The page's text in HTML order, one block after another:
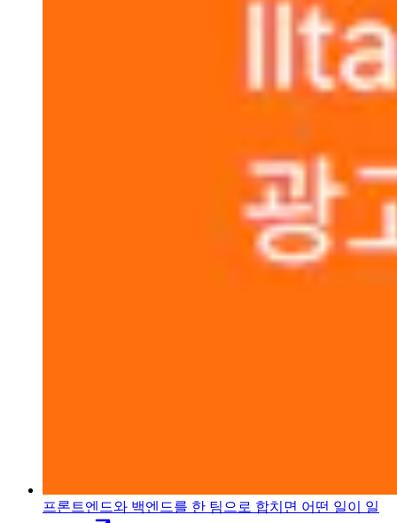
프론트엔드와 백엔드를 한 팀으로 합치면 어떤 일이 일